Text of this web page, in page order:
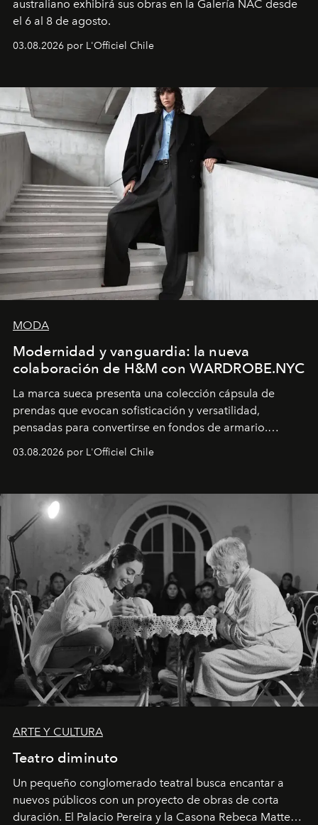
australiano exhibirá sus obras en la Galería NAC desde
el 6 al 8 de agosto.
03.08.2026 por L'Officiel Chile
MODA
Modernidad y vanguardia: la nueva
colaboración de H&M con WARDROBE.NYC
La marca sueca presenta una colección cápsula de
prendas que evocan sofisticación y versatilidad,
pensadas para convertirse en fondos de armario.
Disponible en Chile desde el 6 de agosto.
03.08.2026 por L'Officiel Chile
ARTE Y CULTURA
Teatro diminuto
Un pequeño conglomerado teatral busca encantar a
nuevos públicos con un proyecto de obras de corta
duración. El Palacio Pereira y la Casona Rebeca Matte